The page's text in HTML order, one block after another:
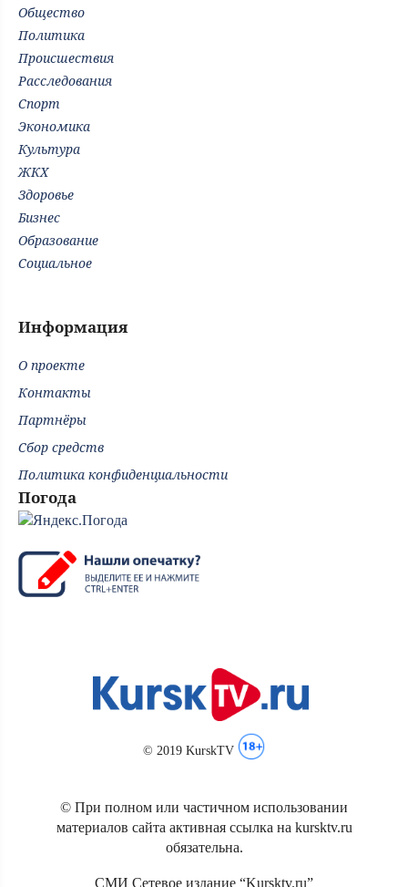
Общество
Политика
Происшествия
Расследования
Спорт
Экономика
Культура
ЖКХ
Здоровье
Бизнес
Образование
Социальное
Информация
О проекте
Контакты
Партнёры
Сбор средств
Политика конфиденциальности
Погода
© 2019 KurskTV
© При полном или частичном использовании
материалов сайта активная ссылка на kursktv.ru
обязательна.
СМИ Сетевое издание “Kursktv.ru”